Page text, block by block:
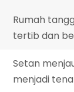
Rumah
tertib dan
Setan
menjadi